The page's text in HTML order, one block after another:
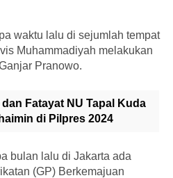
waktu lalu di sejumlah tempat
Muhammadiyah melakukan
Pranowo.
dan Fatayat NU Tapal Kuda
di Pilpres 2024
bulan lalu di Jakarta ada
(GP) Berkemajuan